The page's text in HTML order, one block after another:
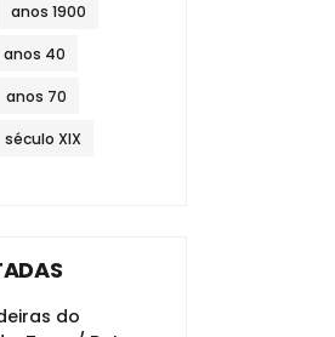
anos 1900
anos 40
anos 70
século XIX
do